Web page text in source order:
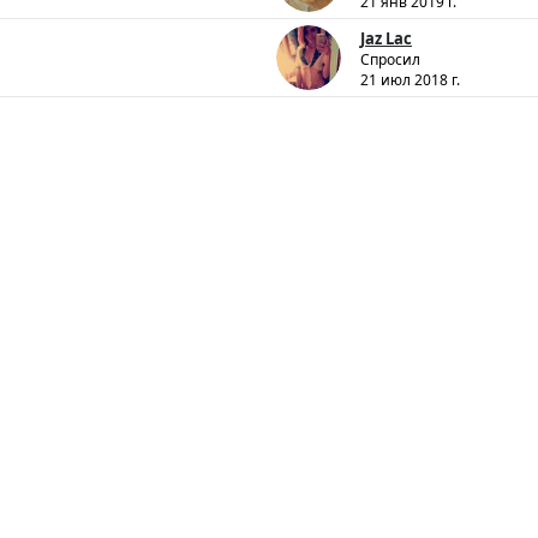
Jaz Lac
Спросил
21 июл 2018 г.